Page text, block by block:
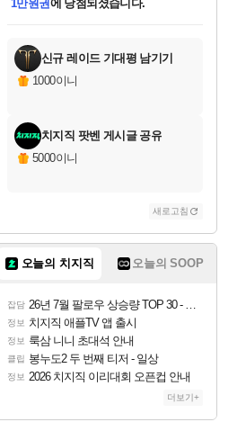
교환.
당첨되셨습니다.
당첨되셨습니다.
당첨되셨습니다.
1만원권에 당첨되셨습니다.
당첨되셨습니다.
당첨되셨습니다.
당첨되셨습니다.
당첨되셨습니다.
에디션 (스팀코드)를 교환.
당첨되셨습니다.
신규 레이드 기대평 남기기
1000이니
치지직 팟벤 게시글 공유
5000이니
새로고침
오늘의 치지직 오늘의 SOOP
잡담 26년 7월 팔로우 상승량 TOP 30 - 월간 치지직
정보 치지직 애플TV 앱 출시
정보 룩삼 니니 초대석 안내
클립 봉누도2 두 번째 티저 - 일상
정보 2026 치지직 이리대회 오픈컵 안내
더보기+